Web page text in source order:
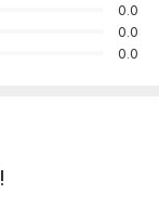
0.0
0.0
0.0